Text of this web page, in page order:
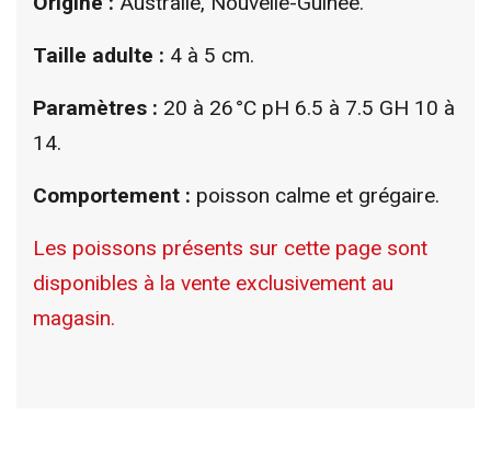
Taille adulte : 4 à 5 cm.
Paramètres : 20 à 26 °C pH 6.5 à 7.5 GH 10 à
14.
Comportement : poisson calme et grégaire.
Les poissons présents sur cette page sont
disponibles à la vente exclusivement au
magasin.